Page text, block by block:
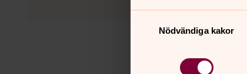
Nödvändiga kakor